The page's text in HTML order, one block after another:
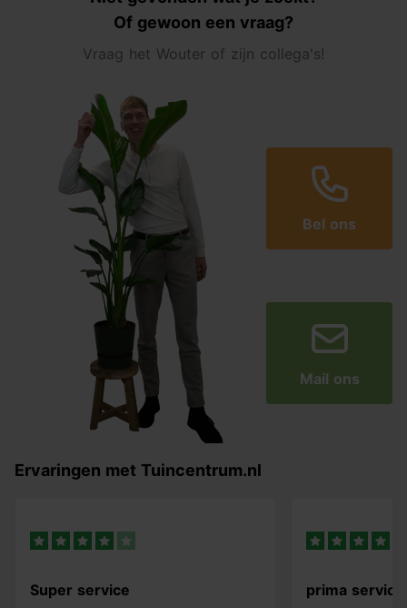
Of gewoon een vraag?
Vraag het Wouter of zijn collega's!
Bel ons
Mail ons
Ervaringen met Tuincentrum.nl
Super service prima service